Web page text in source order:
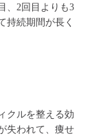
、2回目よりも3
持続期間が長く
クルを整える効
失われて、痩せ